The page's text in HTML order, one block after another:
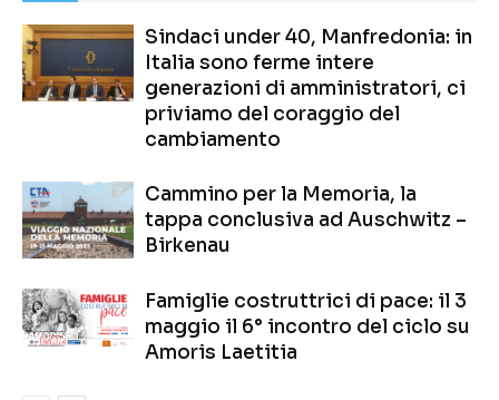
Sindaci under 40, Manfredonia: in
Italia sono ferme intere
generazioni di amministratori, ci
priviamo del coraggio del
cambiamento
Cammino per la Memoria, la
tappa conclusiva ad Auschwitz –
Birkenau
Famiglie costruttrici di pace: il 3
maggio il 6° incontro del ciclo su
Amoris Laetitia